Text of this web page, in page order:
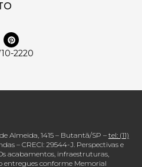
2220
Almeida, 1415 – Butantã/SP – tel: (11)
– CRECI: 29544-J. Perspectivas e
acabamentos, infraestruturas,
entregues conforme Memorial